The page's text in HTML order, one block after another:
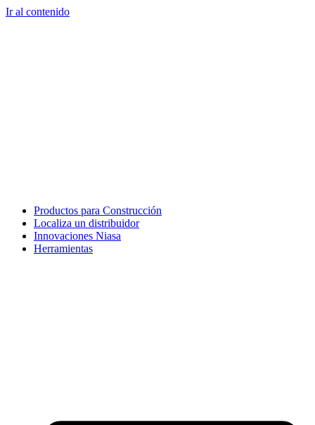
Ir al contenido
Productos para Construcción
Localiza un distribuidor
Innovaciones Niasa
Herramientas